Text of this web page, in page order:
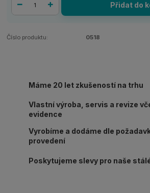
Přidat do
Číslo produktu: 0518
Máme 20 let zkušeností na trhu
Vlastní výroba, servis a revize
evidence
Vyrobíme a dodáme dle
provedení
Poskytujeme slevy pro naše